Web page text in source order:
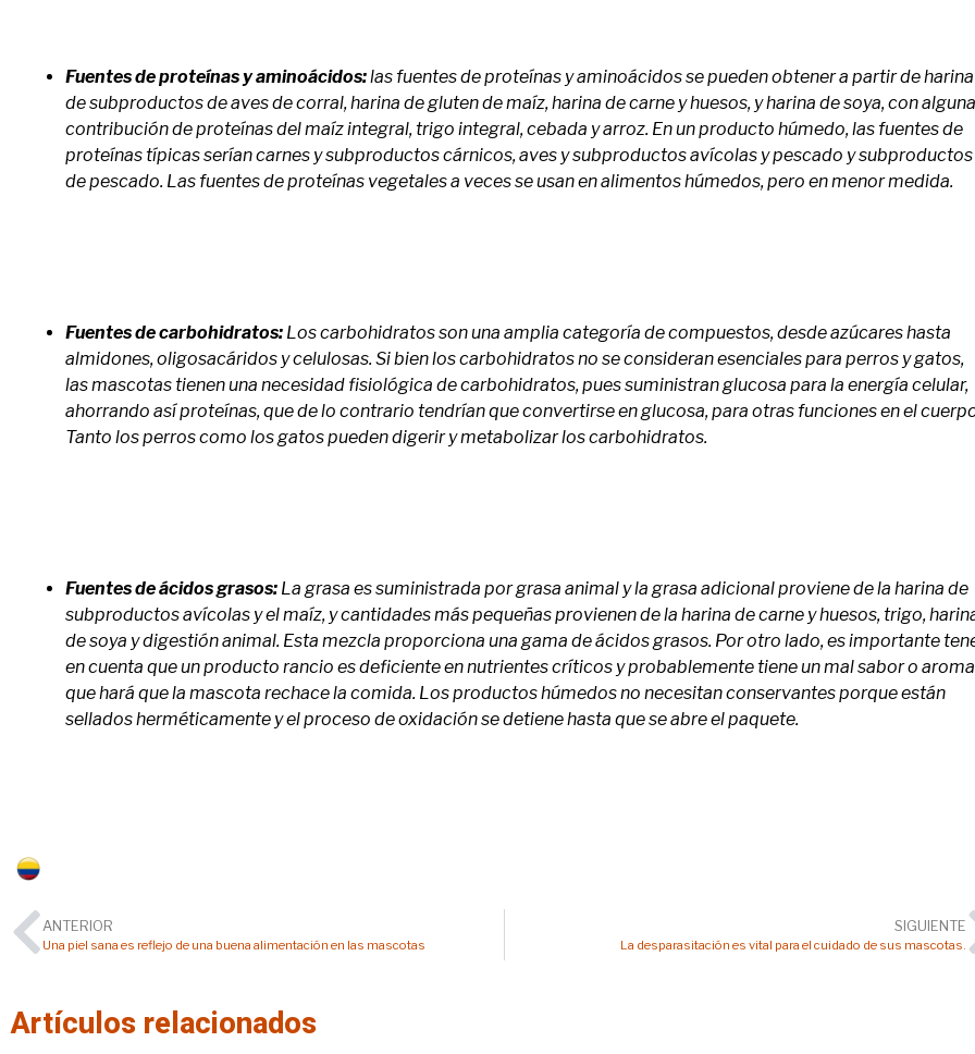
Fuentes de proteínas y aminoácidos:las fuentes de proteínas y aminoácidos se pueden obtener a partir de harina
de subproductos de aves de corral, harina de gluten de maíz, harina de carne y huesos, y harina de soya, con alguna
contribución de proteínas del maíz integral, trigo integral, cebada y arroz. En un producto húmedo, las fuentes de
proteínas típicas serían carnes y subproductos cárnicos, aves y subproductos avícolas y pescado y subproductos
de pescado. Las fuentes de proteínas vegetales a veces se usan en alimentos húmedos, pero en menor medida.
Fuentes de carbohidratos: Los carbohidratos son una amplia categoría de compuestos, desde azúcares hasta
almidones, oligosacáridos y celulosas. Si bien los carbohidratos no se consideran esenciales para perros y gatos,
las mascotas tienen una necesidad fisiológica de carbohidratos, pues suministran glucosa para la energía celular,
ahorrando así proteínas, que de lo contrario tendrían que convertirse en glucosa, para otras funciones en el
Tanto los perros como los gatos pueden digerir y metabolizar los carbohidratos.
Fuentes de ácidos grasos: La grasa es suministrada por grasa animal y la grasa adicional proviene de la harina de
subproductos avícolas y el maíz, y cantidades más pequeñas provienen de la harina de carne y huesos, trigo,
de soya y digestión animal. Esta mezcla proporciona una gama de ácidos grasos. Por otro lado, es importante
en cuenta que un producto rancio es deficiente en nutrientes críticos y probablemente tiene un mal sabor o aroma
que hará que la mascota rechace la comida. Los productos húmedos no necesitan conservantes porque están
sellados herméticamente y el proceso de oxidación se detiene hasta que se abre el paquete.
ANTERIOR
Una piel sana es reflejo de una buena alimentación en las mascotas
SIGUIENTE
La desparasitación es vital para el cuidado de sus mascotas.
Artículos relacionados